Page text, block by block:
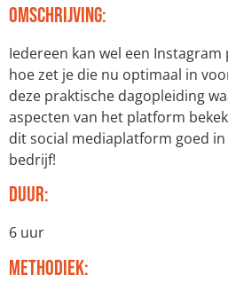
Omschrijving:
Iedereen kan wel een
hoe zet je die nu optimaal in
deze praktische dagopleiding
aspecten van het platform
dit social mediaplatform goed
bedrijf!
Duur:
6 uur
Methodiek: